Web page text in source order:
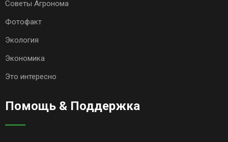
Советы Агронома
Фотофакт
Экология
Экономика
Это интересно
Помощь & Поддержка